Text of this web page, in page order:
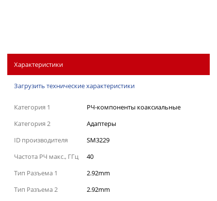
Характеристики
Загрузить технические характеристики
Категория 1
РЧ-компоненты коаксиальные
Категория 2
Адаптеры
ID производителя
SM3229
Частота РЧ макс., ГГц
40
Тип Разъема 1
2.92mm
Тип Разъема 2
2.92mm